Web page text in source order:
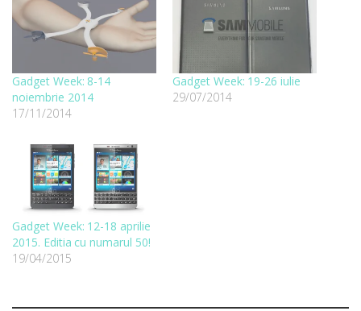
Gadget Week: 8-14
noiembrie 2014
17/11/2014
Gadget Week: 19-26 iulie
29/07/2014
Gadget Week: 12-18 aprilie
2015. Editia cu numarul 50!
19/04/2015